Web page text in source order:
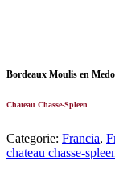
Bordeaux Moulis en
Chateau Chasse-Spleen
Categorie: Francia,
chateau chasse-